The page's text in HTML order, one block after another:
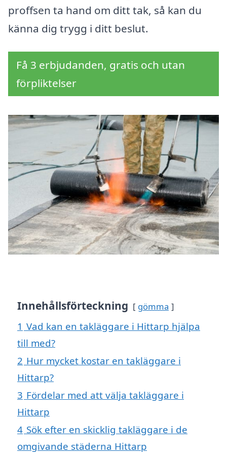
proffsen ta hand om ditt tak, så kan du
känna dig trygg i ditt beslut.
Få 3 erbjudanden, gratis och utan
förpliktelser
Innehållsförteckning gömma
1 Vad kan en takläggare i Hittarp hjälpa
till med?
2 Hur mycket kostar en takläggare i
Hittarp?
3 Fördelar med att välja takläggare i
Hittarp
4 Sök efter en skicklig takläggare i de
omgivande städerna Hittarp